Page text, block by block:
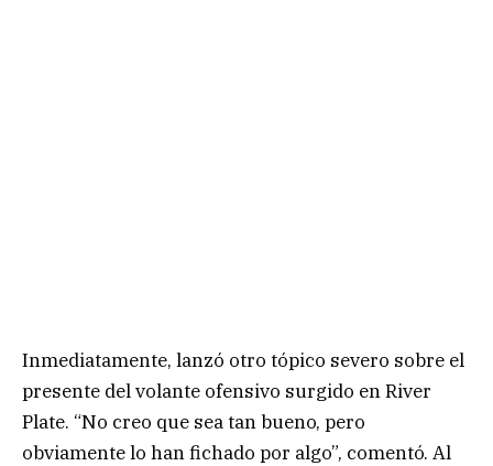
Inmediatamente, lanzó otro tópico severo sobre el
presente del volante ofensivo surgido en River
Plate. “No creo que sea tan bueno, pero
obviamente lo han fichado por algo”, comentó. Al